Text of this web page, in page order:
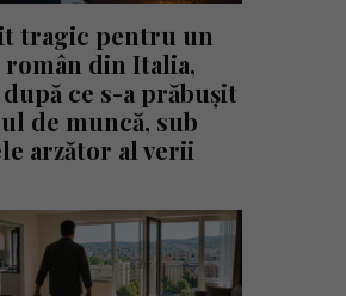
tragic pentru un
din Italia,
ce s-a prăbușit
de muncă, sub
arzător al verii